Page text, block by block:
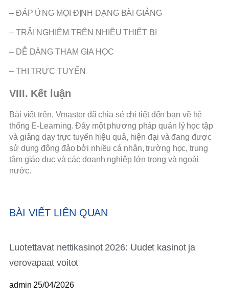
– ĐÁP ỨNG MỌI ĐỊNH DẠNG BÀI GIẢNG
– TRẢI NGHIỆM TRÊN NHIỀU THIẾT BỊ
– DỄ DÀNG THAM GIA HỌC
– THI TRỰC TUYẾN
VIII. Kết luận
Bài viết trên, Vmaster đã chia sẻ chi tiết đến bạn về hệ
thống E-Learning. Đây một phương pháp quản lý học tập
và giảng dạy trực tuyến hiệu quả, hiện đại và đang được
sử dụng đông đảo bởi nhiều cá nhân, trường học, trung
tâm giáo dục và các doanh nghiệp lớn trong và ngoài
nước.
BÀI VIẾT LIÊN QUAN
Luotettavat nettikasinot 2026: Uudet kasinot ja
verovapaat voitot
admin 25/04/2026